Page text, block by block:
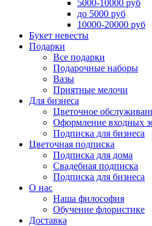
5000-10000 руб
до 5000 руб
10000-20000 руб
Букет невесты
Подарки
Все подарки
Подарочные наборы
Вазы
Приятные мелочи
Для бизнеса
Цветочное
Оформление входных
Подписка для бизнеса
Цветочная подписка
Подписка для дома
Свадебная подписка
Подписка для бизнеса
О нас
Наша философия
Обучение флористике
Доставка